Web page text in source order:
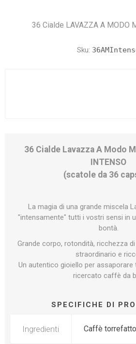
36 Cialde LAVAZZA A MODO
Sku:
36 Cialde Lavazza A Modo
INTENSO
(scatole da 36
La magia di una grande miscela
"intensamente" tutti i vostri sensi in
bontà.
Grande corpo, rotondità, ricchezza
straordinario e
Un autentico gioiello per
ricercato caffè da
SPECIFICHE DI
Ingredienti Caffè